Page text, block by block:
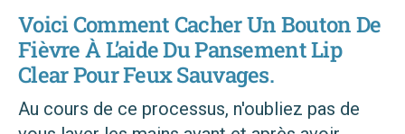
Voici Comment Cacher Un Bouton De
Fièvre À L’aide Du Pansement Lip
Clear Pour Feux Sauvages.
Au cours de ce processus, n'oubliez pas de